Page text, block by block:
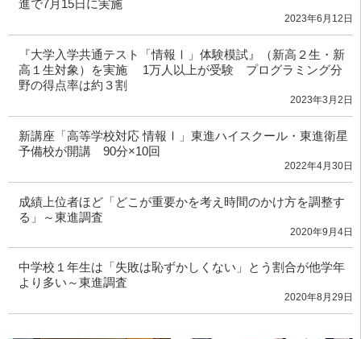
進で7月15日に実施
2023年6月12日
『大学入学共通テスト「情報Ⅰ」体験模試』（新高２生・新
高１生対象）を実施 1万人以上が受験 プログラミング分
野の得点率は約３割
2023年3月2日
新講座「高等学校対応 情報Ⅰ」東進ハイスクール・東進衛星
予備校が開講 90分×10回
2022年4月30日
成績上位者ほど「どこが重要かを考え時間のかけ方を調整す
る」～東進調査
2020年9月4日
中学校１年生は「失敗は恥ずかしくない」とう割合が他学年
より多い～東進調査
2020年8月29日